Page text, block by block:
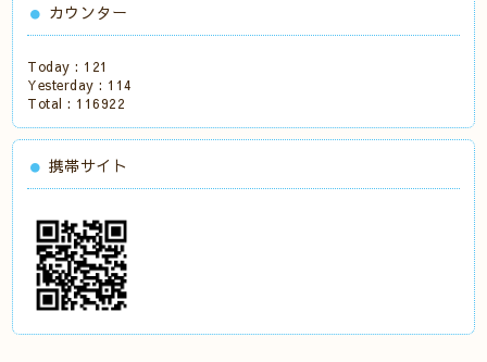
カウンター
Today : 121
Yesterday : 114
Total : 116922
携帯サイト